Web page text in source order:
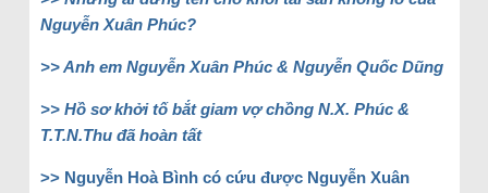
Nguyễn Xuân Phúc?
>> Anh em Nguyễn Xuân Phúc & Nguyễn Quốc Dũng
>> Hồ sơ khởi tố bắt giam vợ chồng N.X. Phúc &
T.T.N.Thu đã hoàn tất
>> Nguyễn Hoà Bình có cứu được Nguyễn Xuân